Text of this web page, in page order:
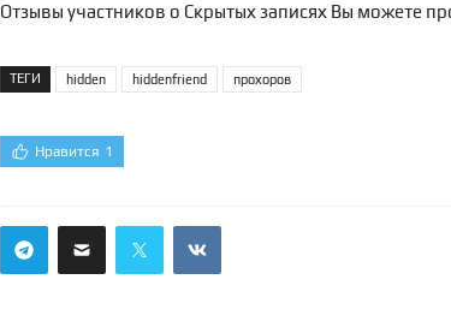
Отзывы участников о Скрытых записях Вы можете
ТЕГИ hidden hiddenfriend прохоров
Нравится 1